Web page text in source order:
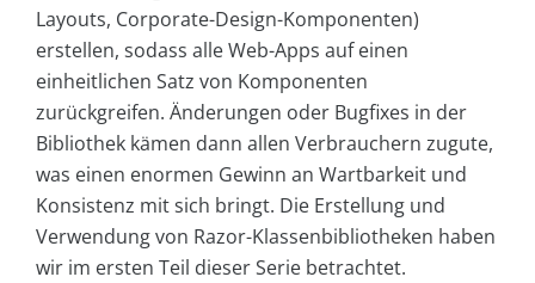
Layouts, Corporate-Design-Komponenten)
erstellen, sodass alle Web-Apps auf einen
einheitlichen Satz von Komponenten
zurückgreifen. Änderungen oder Bugfixes in der
Bibliothek kämen dann allen Verbrauchern zugute,
was einen enormen Gewinn an Wartbarkeit und
Konsistenz mit sich bringt. Die Erstellung und
Verwendung von Razor-Klassenbibliotheken haben
wir im ersten Teil dieser Serie betrachtet.